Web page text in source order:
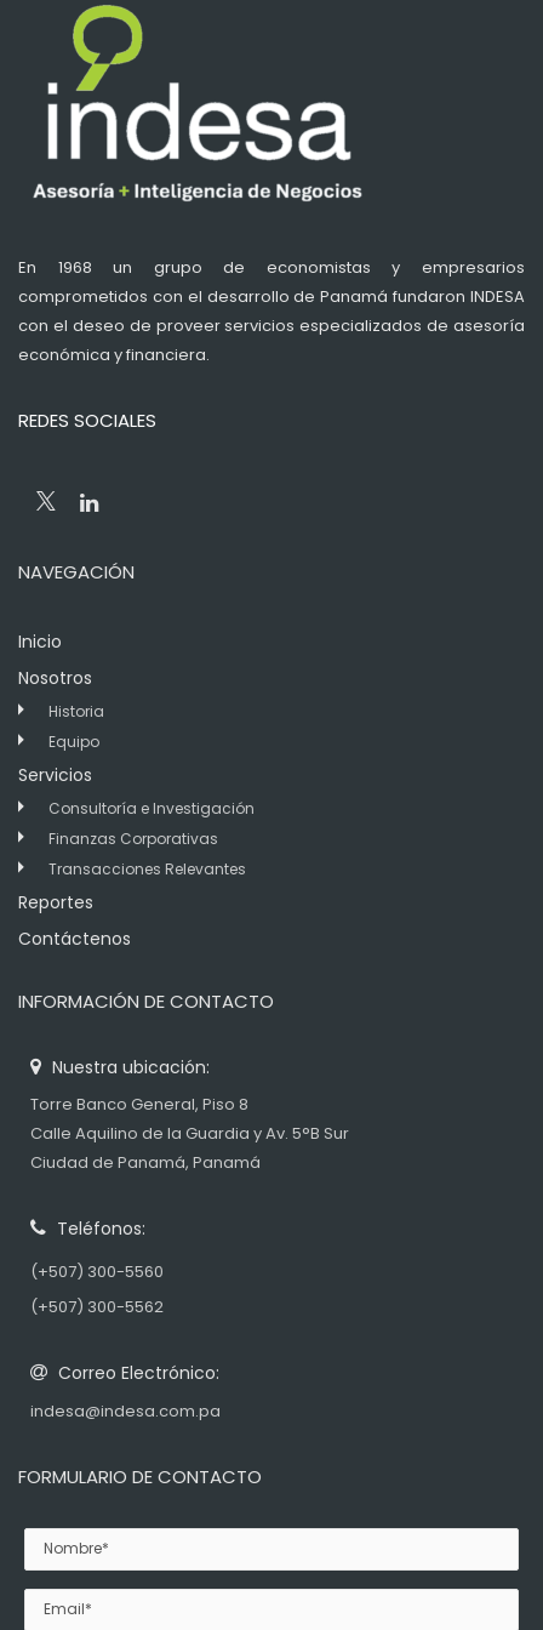
En 1968 un grupo de economistas y empresarios
comprometidos con el desarrollo de Panamá fundaron INDESA
con el deseo de proveer servicios especializados de asesoría
económica y financiera.
REDES SOCIALES
NAVEGACIÓN
Inicio
Nosotros
Historia
Equipo
Servicios
Consultoría e Investigación
Finanzas Corporativas
Transacciones Relevantes
Reportes
Contáctenos
INFORMACIÓN DE CONTACTO
Nuestra ubicación:
Torre Banco General, Piso 8
Calle Aquilino de la Guardia y Av. 5°B Sur
Ciudad de Panamá, Panamá
Teléfonos:
(+507) 300-5560
(+507) 300-5562
Correo Electrónico:
indesa@indesa.com.pa
FORMULARIO DE CONTACTO